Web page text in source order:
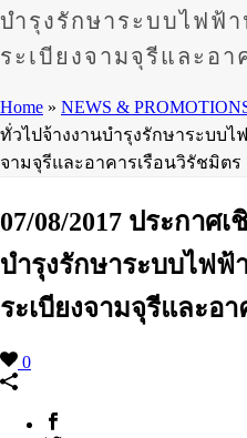
บำรุงรักษาระบบไฟฟ้
ระเบียงจามจุรีและอา
Home » NEWS &
ทั่วไปจ้างงานบำรุงรักษาระบบไ
จามจุรีและอาคารเรือนวิรัชมิตร
07/08/2017 ประกาศ
บำรุงรักษาระบบไฟฟ้
ระเบียงจามจุรีและอ
0